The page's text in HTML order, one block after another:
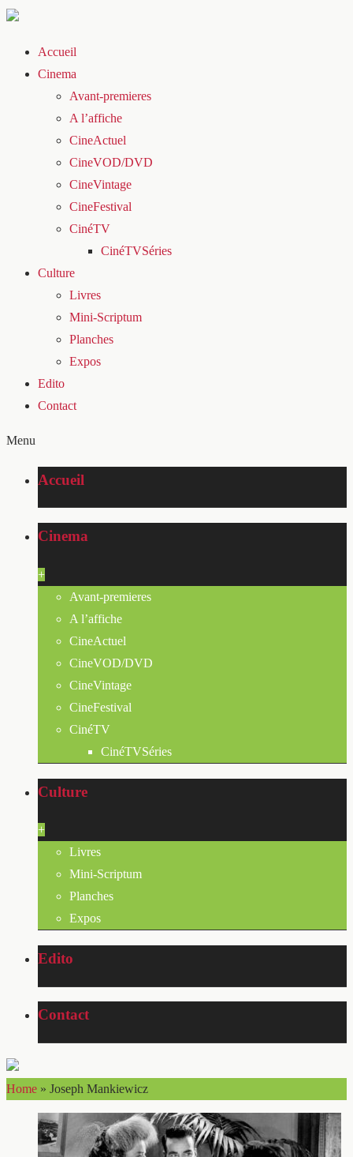
Accueil
Cinema
Avant-premieres
A l’affiche
CineActuel
CineVOD/DVD
CineVintage
CineFestival
CinéTV
CinéTVSéries
Culture
Livres
Mini-Scriptum
Planches
Expos
Edito
Contact
Menu
Accueil
Cinema
+
Avant-premieres
A l’affiche
CineActuel
CineVOD/DVD
CineVintage
CineFestival
CinéTV
CinéTVSéries
Culture
+
Livres
Mini-Scriptum
Planches
Expos
Edito
Contact
Home » Joseph Mankiewicz